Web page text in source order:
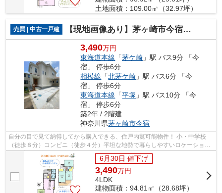
土地面積：109.00㎡（32.97坪）
売買 | 中古一戸建 【現地画像あり】茅ヶ崎市今宿 全8区画 4号棟
3,490万円
東海道本線 「茅ケ崎 」駅 バス9分 「今
宿」 停歩6分
相模線 「北茅ケ崎 」駅 バス6分 「今
宿」 停歩6分
東海道本線 「平塚 」駅 バス10分 「今
宿」 停歩6分
築2年 / 2階建
神奈川県茅ヶ崎市今宿
自分の目で見て納得してから購入できる、住戸内覧可能物件！ 小・中学校
（徒歩８分）コンビニ（徒歩４分）平坦な地勢で暮らしやすいロケーショ
ン！ 育児・家事に重宝する和室込み・4LD...
6月30日 値下げ
3,490万円
4LDK
建物面積：94.81㎡（28.68坪）